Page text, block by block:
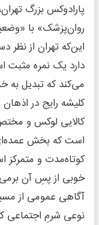
پارادوکس بزرگ
روان‌پزشک» با
این‌که تهران از
دارد یک نمره مثبت
می‌کند که تبدیل
کلیشه رایج در
کالایی لوکس و
است که بخش عمده‌ای
کوتاه‌مدت و
خوبی از پسِ آن
آگاهی عمومی از
نوعی شرمِ اجتماعی